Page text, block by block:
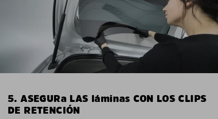
5. ASEGURa LAS láminas CON LOS CLIPS
DE RETENCIÓN